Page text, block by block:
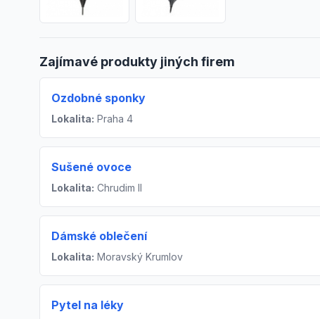
Zajímavé produkty jiných firem
Ozdobné sponky
Lokalita: Praha 4
Sušené ovoce
Lokalita: Chrudim II
Dámské oblečení
Lokalita: Moravský Krumlov
Pytel na léky